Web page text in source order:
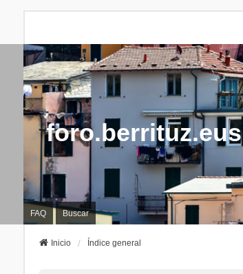
foro.berrituz.eus
FAQ Buscar
Inicio Índice general